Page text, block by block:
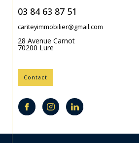
03 84 63 87 51
cariteyimmobilier@gmail.com
28 Avenue Carnot
70200 Lure
Contact